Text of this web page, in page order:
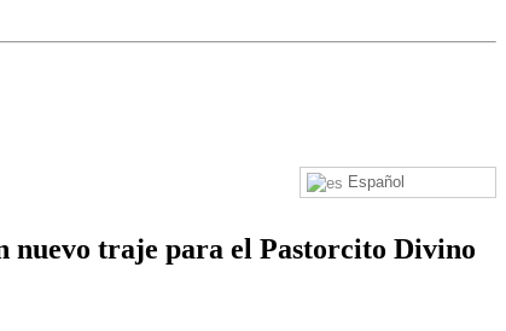
Español
nuevo traje para el Pastorcito Divino